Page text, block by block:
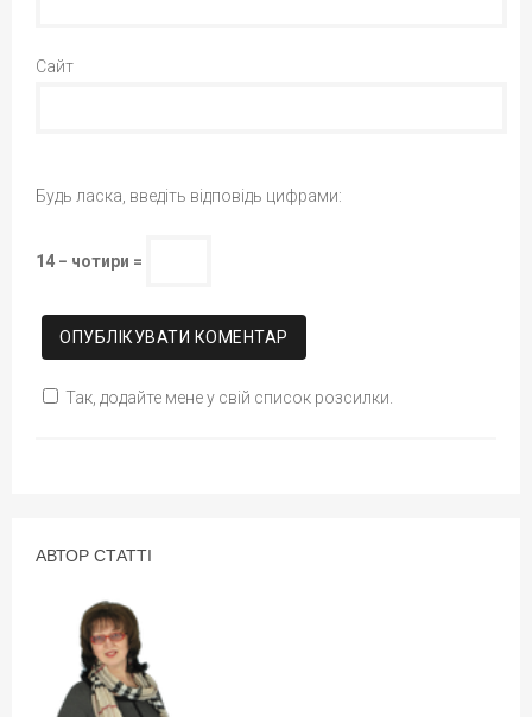
Сайт
Будь ласка, введіть відповідь цифрами:
14 − чотири =
Так, додайте мене у свій список розсилки.
АВТОР СТАТТІ